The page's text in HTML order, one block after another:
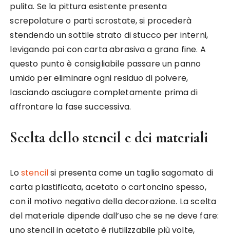
pulita. Se la pittura esistente presenta
screpolature o parti scrostate, si procederà
stendendo un sottile strato di stucco per interni,
levigando poi con carta abrasiva a grana fine. A
questo punto è consigliabile passare un panno
umido per eliminare ogni residuo di polvere,
lasciando asciugare completamente prima di
affrontare la fase successiva.
Scelta dello stencil e dei materiali
Lostencilsi presenta come un taglio sagomato di
carta plastificata, acetato o cartoncino spesso,
con il motivo negativo della decorazione. La scelta
del materiale dipende dall’uso che se ne deve fare:
uno stencil in acetato è riutilizzabile più volte,